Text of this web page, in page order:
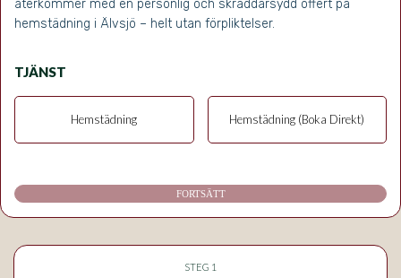
återkommer med en personlig och skräddarsydd offert på
hemstädning i Älvsjö – helt utan förpliktelser.
TJÄNST
Hemstädning Hemstädning (Boka Direkt)
FORTSÄTT
STEG 1